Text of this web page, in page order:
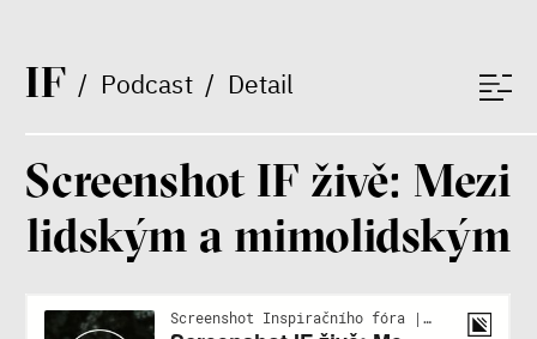
IF/ Podcast/ Detail
Patricia Churchland
Filozofka
Screenshot IF živě: Mezi
lidským a mimolidským